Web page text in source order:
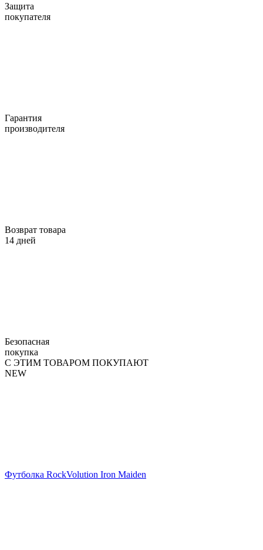
Защита
покупателя
Гарантия
производителя
Возврат товара
14 дней
Безопасная
покупка
С ЭТИМ ТОВАРОМ ПОКУПАЮТ
NEW
Футболка RockVolution Iron Maiden